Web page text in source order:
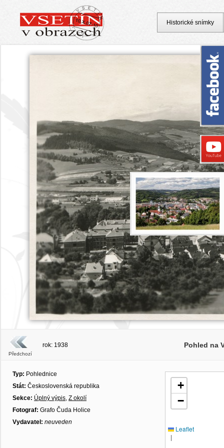
Předchozí
rok: 1938 Pohled na
Typ: Pohlednice
Stát: Československá republika
Sekce: Úplný výpis, Z okolí
Fotograf: Grafo Čuda Holice
Vydavatel: neuveden
+
−
Leaflet
|
Historické snímky